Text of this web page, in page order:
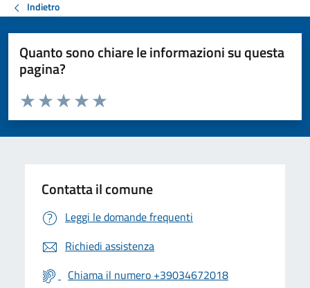
Indietro
Quanto sono chiare le informazioni su questa
pagina?
Valuta da 1 a 5 stelle la pagina
Valuta 5 stelle su 5
Valuta 4 stelle su 5
Valuta 3 stelle su 5
Valuta 2 stelle su 5
Valuta 1 stelle su 5
Contatta il comune
Leggi le domande frequenti
Richiedi assistenza
Chiama il numero +39034672018